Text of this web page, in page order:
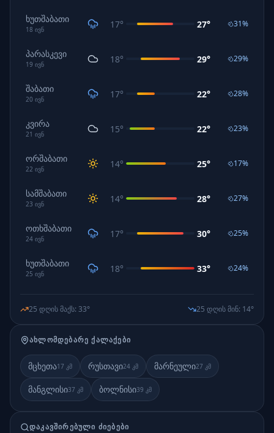
ხუთშაბათი
18 ივნ 17° 27° 31%
პარასკევი
19 ივნ 18° 29° 29%
შაბათი
20 ივნ 17° 22° 28%
კვირა
21 ივნ 15° 22° 23%
ორშაბათი
22 ივნ 14° 25° 17%
სამშაბათი
23 ივნ 14° 28° 27%
ოთხშაბათი
24 ივნ 17° 30° 25%
ხუთშაბათი
25 ივნ 18° 33° 24%
25 დღის მაქს: 33° 25 დღის მინ: 14°
ᲐᲮᲚᲝᲛᲓᲔᲑᲐᲠᲔ ᲥᲐᲚᲐᲥᲔᲑᲘ
მცხეთა17 კმ რუსთავი24 კმ მარნეული27 კმ
მანგლისი37 კმ ბოლნისი39 კმ
ᲓᲐᲙᲐᲕᲨᲘᲠᲔᲑᲣᲚᲘ ᲫᲘᲔᲑᲔᲑᲘ